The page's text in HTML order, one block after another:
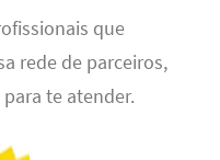
que
rede de parceiros,
te atender.